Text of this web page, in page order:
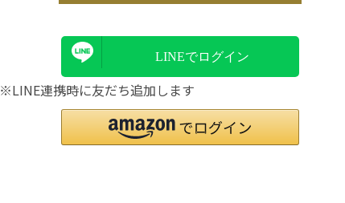
LINEでログイン
※LINE連携時に友だち追加します